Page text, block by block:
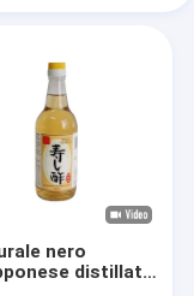
nero
distillato